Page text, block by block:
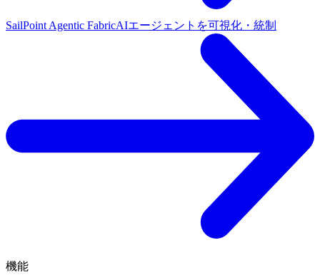
SailPoint Agentic FabricAIエージェントを可視化・統制
機能